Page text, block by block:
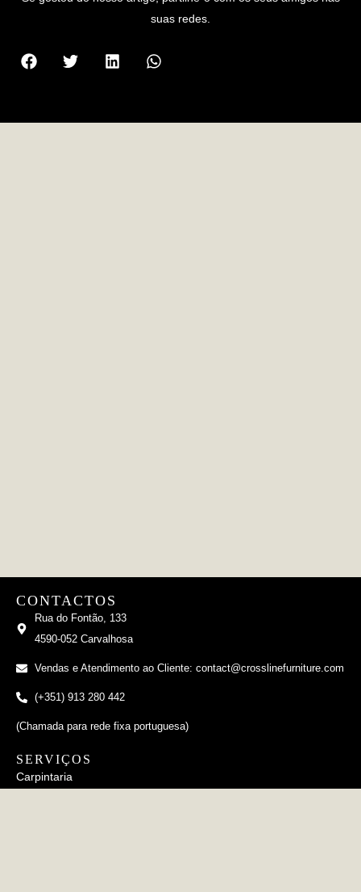
suas redes.
CONTACTOS
Rua do Fontão, 133
4590-052 Carvalhosa
Vendas e Atendimento ao Cliente: contact@crosslinefurniture.com
(+351) 913 280 442
(Chamada para rede fixa portuguesa)
SERVIÇOS
Carpintaria